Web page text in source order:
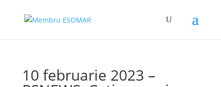
10 februarie 2023 –